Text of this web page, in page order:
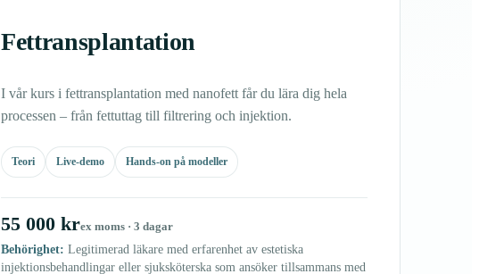
Fettransplantation
I vår kurs i fettransplantation med nanofett får du lära dig hela
processen – från fettuttag till filtrering och injektion.
Teori Live-demo Hands-on på modeller
55 000 krex moms · 3 dagar
Behörighet: Legitimerad läkare med erfarenhet av estetiska
injektionsbehandlingar eller sjuksköterska som ansöker tillsammans med